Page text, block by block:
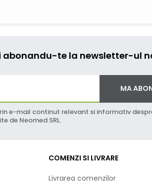
te la newsletter-ul
MA
e-mail continut relevant si informativ
de Neomed SRL.
COMENZI SI LIVRARE
Livrarea comenzilor